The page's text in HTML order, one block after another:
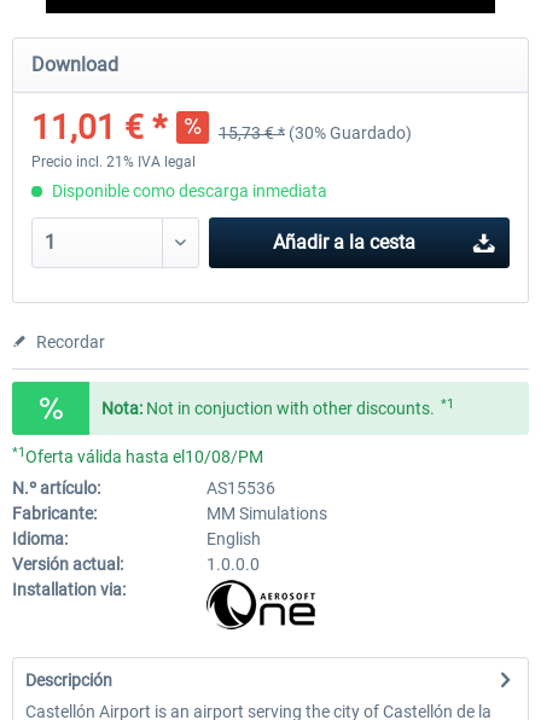
Aerosoft Mega Airport Brussels Aerosoft Airport Cologne/
Download
11,01 € * 15,73 € * (30% Guardado)
Precio incl. 21% IVA legal
Disponible como descarga inmediata
Añadir a la cesta
Recordar
Nota: Not in conjuction with other discounts. *1
*1Oferta válida hasta el10/08/PM
N.º artículo:
AS15536
Fabricante:
MM Simulations
Idioma:
English
Versión actual:
1.0.0.0
Installation via:
Descripción
Castellón Airport is an airport serving the city of Castellón de la